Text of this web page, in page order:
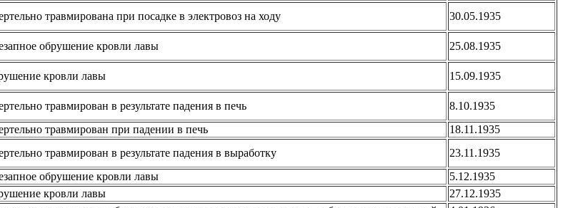
травмирована при посадке в электровоз на ходу
30.05.1935
обрушение кровли лавы
25.08.1935
кровли лавы
15.09.1935
травмирован в результате падения в печь
8.10.1935
травмирован при падении в печь
18.11.1935
травмирован в результате падения в выработку
23.11.1935
обрушение кровли лавы
5.12.1935
кровли лавы
27.12.1935